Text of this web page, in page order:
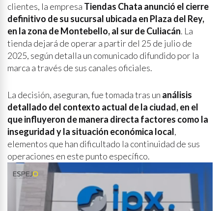
clientes, la empresa Tiendas Chata anunció el cierre
definitivo de su sucursal ubicada en Plaza del Rey,
en la zona de Montebello, al sur de Culiacán. La
tienda dejará de operar a partir del 25 de julio de
2025, según detalla un comunicado difundido por la
marca a través de sus canales oficiales.
La decisión, aseguran, fue tomada tras un análisis
detallado del contexto actual de la ciudad, en el
que influyeron de manera directa factores como la
inseguridad y la situación económica local,
elementos que han dificultado la continuidad de sus
operaciones en este punto específico.